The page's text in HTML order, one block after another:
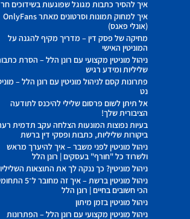
איך להסיר כתבות מגוגל שפוגעות בשידוכים
איך למחוק תמונות וסרטונים מאתר OnlyFans
(אונלי פאנס)
מחיקה של פסק דין – מדריך מקיף להגנה על
המוניטין האישי
ניהול מוניטין מקצועי עם רונן הלל – הסרת
שליליות ומידע רגיש
פתרונות קסם לניהול מוניטין עם רונן הלל –
נט
אל תיתן לשום פרסום שלילי להיכנס לתודעה
הציבורית שלך!
בעיות נפוצות המונעות הצלחה עקב תדמית
ביקורות שליליות, כתבות ופסקי דין ברשת
ניהול מוניטין לפני משבר – איך להיערך מראש
ולשרוד כל "חורף" בעסקים | רונן הלל
ניהול מוניטין? כך ננקה לך את התוצאות
ניהול מוניטין ברשת – איך זה
הכי חשובים בחיים | רונן הלל
ניהול מוניטין בזמן מיתון
ניהול מוניטין מקצועי עם רונן הלל – הפתרונות